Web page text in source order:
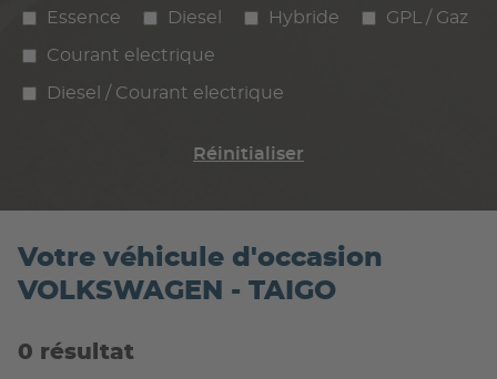
Essence
Diesel Hybride GPL / Gaz
Courant electrique
Diesel / Courant electrique
Réinitialiser
Votre véhicule d'occasion
VOLKSWAGEN - TAIGO
0 résultat